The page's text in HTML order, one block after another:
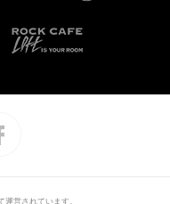
運営されています。